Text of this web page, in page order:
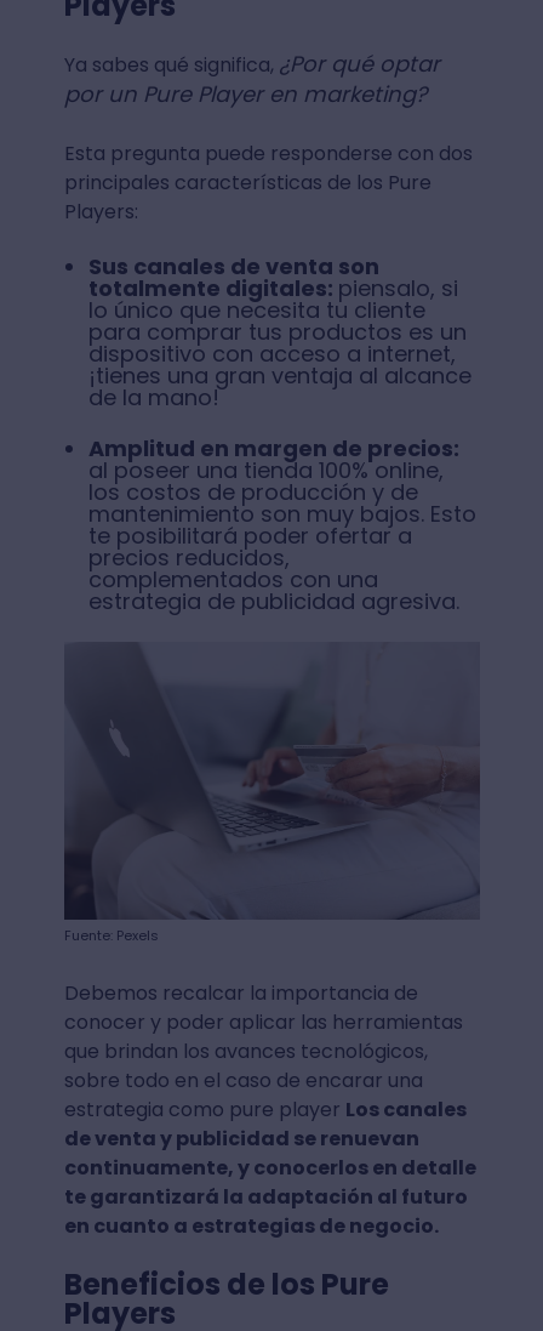
Ya sabes qué significa, ¿Por qué optar
por un Pure Player en marketing?
Esta pregunta puede responderse con dos
principales características de los Pure
Players:
Sus canales de venta son
totalmente digitales: piensalo, si
lo único que necesita tu cliente
para comprar tus productos es un
dispositivo con acceso a internet,
¡tienes una gran ventaja al alcance
de la mano!
Amplitud en margen de precios:
al poseer una tienda 100% online,
los costos de producción y de
mantenimiento son muy bajos. Esto
te posibilitará poder ofertar a
precios reducidos,
complementados con una
estrategia de publicidad agresiva.
Fuente: Pexels
Debemos recalcar la importancia de
conocer y poder aplicar las herramientas
que brindan los avances tecnológicos,
sobre todo en el caso de encarar una
estrategia como pure player Los canales
de venta y publicidad se renuevan
continuamente, y conocerlos en detalle
te garantizará la adaptación al futuro
en cuanto a estrategias de negocio.
Beneficios de los Pure
Players